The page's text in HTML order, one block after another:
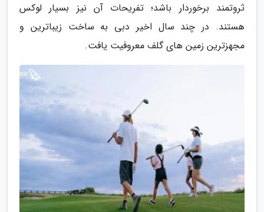
ثروتمند برخوردار باشد؛ تفریحات آن نیز بسیار لوکس
هستند. در چند سال اخیر دبی به ساخت زیباترین و
مجهزترین زمین های گلف معروفیت یافت.